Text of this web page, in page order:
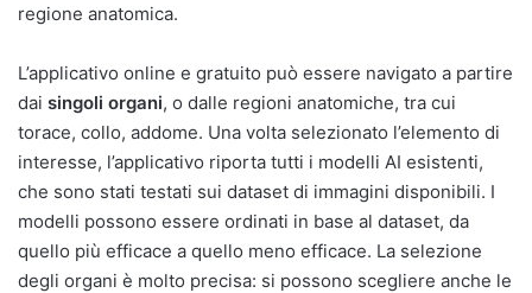
regione anatomica.
L’applicativo online e gratuito può essere navigato a partire
dai singoli organi, o dalle regioni anatomiche, tra cui
torace, collo, addome. Una volta selezionato l’elemento di
interesse, l’applicativo riporta tutti i modelli AI esistenti,
che sono stati testati sui dataset di immagini disponibili. I
modelli possono essere ordinati in base al dataset, da
quello più efficace a quello meno efficace. La selezione
degli organi è molto precisa: si possono scegliere anche le